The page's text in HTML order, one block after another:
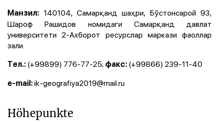
Манзил: 140104, Самарқанд шаҳри, Бўстонсарой 93,
Шароф Рашидов номидаги Самарқанд давлат
университети 2-Ахборот ресурслар маркази фаоллар
зали.
Tел.: (+99899) 776-77-25; факс: (+99866) 239-11-40
е-mail:ik-geografiya2019@mail.ru
Höhepunkte